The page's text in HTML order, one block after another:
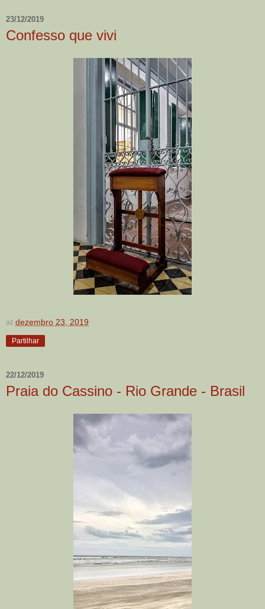
23/12/2019
Confesso que vivi
at dezembro 23, 2019
Partilhar
22/12/2019
Praia do Cassino - Rio Grande - Brasil